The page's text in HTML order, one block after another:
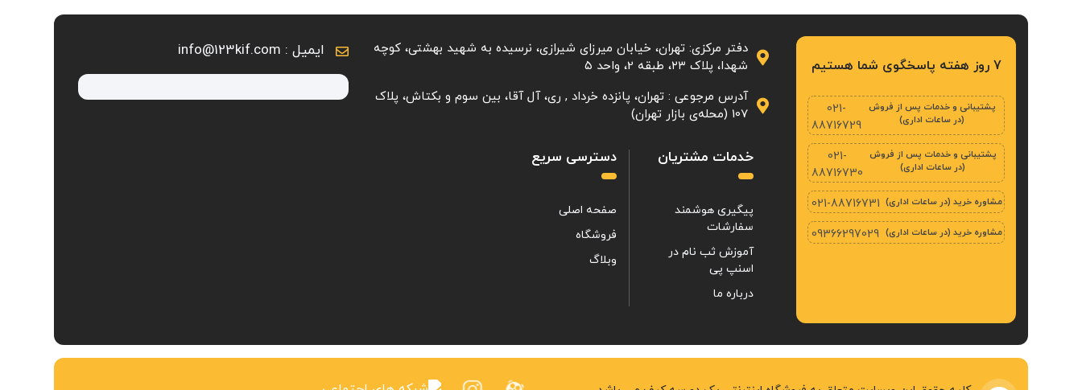
7 روز هفته پاسخگوی شما هستیم
پشتیبانی و خدمات پس از فروش
(در ساعات اداری)
021-
88716729
پشتیبانی و خدمات پس از فروش
(در ساعات اداری)
021-
88716730
مشاوره خرید (در ساعات اداری) 021-88716731
مشاوره خرید (در ساعات اداری) 09366297029
دفتر مرکزی: تهران، خیابان میرزای شیرازی، نرسیده به شهید بهشتی، کوچه
شهدا، پلاک ۲۳، طبقه 2، واحد ۵
آدرس مرجوعی : تهران، پانزده خرداد , ری، آل آقا، بین سوم و بکتاش، پلاک
107 (محله‌ی بازار تهران)
خدمات مشتریان
پیگیری هوشمند
سفارشات
آموزش ثب نام در
اسنپ پی
درباره ما
دسترسی سریع
صفحه اصلی
فروشگاه
وبلاگ
ایمیل : info@123kif.com